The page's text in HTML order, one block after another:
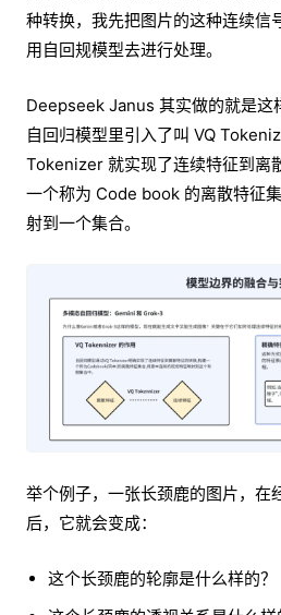
种转换，我先把图片的这种连续信
用自回规模型去进行处理。
Deepseek Janus 其实做的就是这
自回归模型里引入了叫 VQ
Tokenizer 就实现了连续特征到离
一个称为 Code book 的离散特征
射到一个集合。
举个例子，一张长颈鹿的图片，在
后，它就会变成：
这个长颈鹿的轮廓是什么样的？